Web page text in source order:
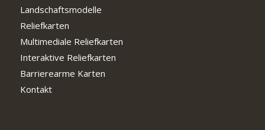
Landschaftsmodelle
Reliefkarten
Multimediale Reliefkarten
Interaktive Reliefkarten
Barrierearme Karten
Kontakt